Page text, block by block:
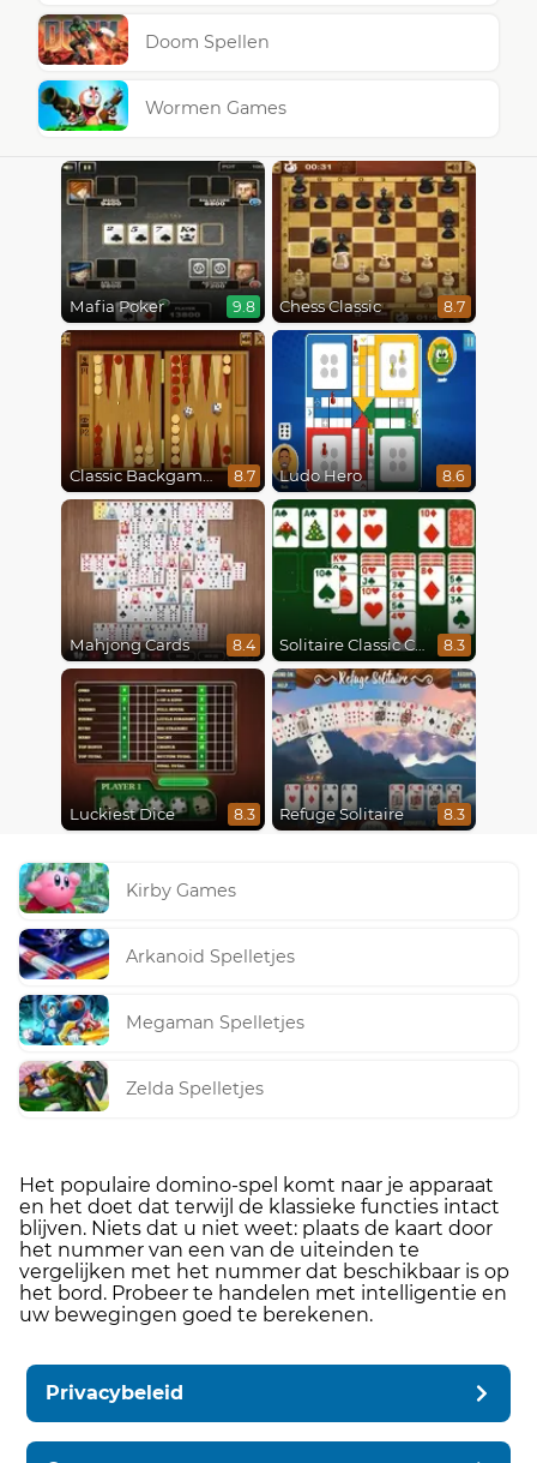
Doom Spellen
Wormen Games
Mafia Poker 9.8 Chess Classic 8.7
Classic Backgammon 8.7 Ludo Hero 8.6
Mahjong Cards 8.4 Solitaire Classic Christmas 8.3
Luckiest Dice 8.3 Refuge Solitaire 8.3
Kirby Games
Arkanoid Spelletjes
Megaman Spelletjes
Zelda Spelletjes
Het populaire domino-spel komt naar je apparaat
en het doet dat terwijl de klassieke functies intact
blijven. Niets dat u niet weet: plaats de kaart door
het nummer van een van de uiteinden te
vergelijken met het nummer dat beschikbaar is op
het bord. Probeer te handelen met intelligentie en
uw bewegingen goed te berekenen.
Privacybeleid